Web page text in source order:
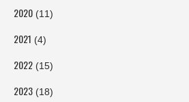
2020 (11)
2021 (4)
2022 (15)
2023 (18)